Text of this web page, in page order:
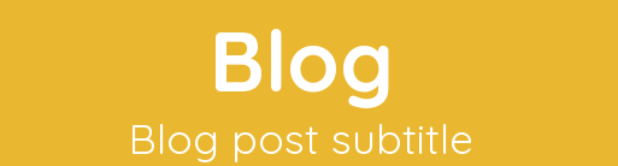
Blog
Blog post subtitle